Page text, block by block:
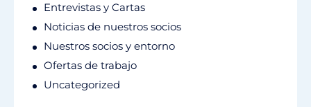
Entrevistas y Cartas
Noticias de nuestros socios
Nuestros socios y entorno
Ofertas de trabajo
Uncategorized